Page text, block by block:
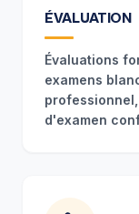
ÉVALUATION
Évaluations
examens
d'examen